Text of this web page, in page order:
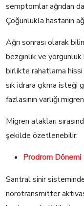
semptomlar ağrıdan
Çoğunlukla hastanın
Ağrı sonrası olarak
bezginlik ve yorgunluk
birlikte rahatlama hissi
sık idrara çıkma
fazlasının varlığı
Migren atakları
şekilde özetlenebilir:
Prodrom Dönemi
Santral sinir
nörotransmitter